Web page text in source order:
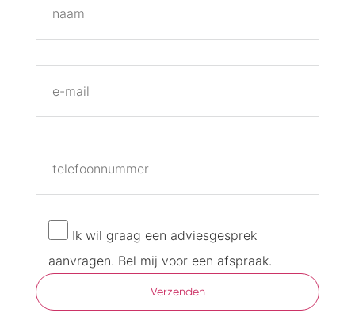
Ik wil graag een adviesgesprek
aanvragen. Bel mij voor een afspraak.